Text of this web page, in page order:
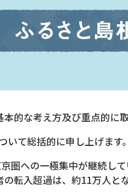
的な考え方及び重点的に
て総括的に申し上げます。
圏への一極集中が継続し
転入超過は、約11万人と